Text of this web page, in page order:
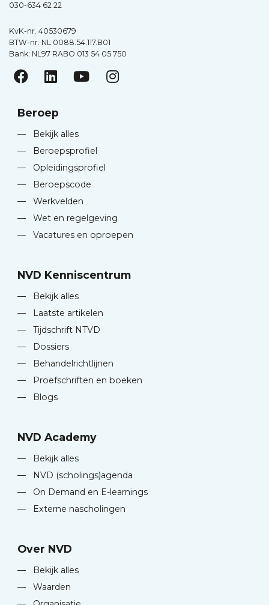
030-634 62 22
KvK-nr. 40530679
BTW-nr. NL.0088.54.117.B01
Bank: NL97 RABO 013 54 05 750
Beroep
—
Bekijk alles
—
Beroepsprofiel
—
Opleidingsprofiel
—
Beroepscode
—
Werkvelden
—
Wet en regelgeving
—
Vacatures en oproepen
NVD Kenniscentrum
—
Bekijk alles
—
Laatste artikelen
—
Tijdschrift NTVD
—
Dossiers
—
Behandelrichtlijnen
—
Proefschriften en boeken
—
Blogs
NVD Academy
—
Bekijk alles
—
NVD (scholings)agenda
—
On Demand en E-learnings
—
Externe nascholingen
Over NVD
—
Bekijk alles
—
Waarden